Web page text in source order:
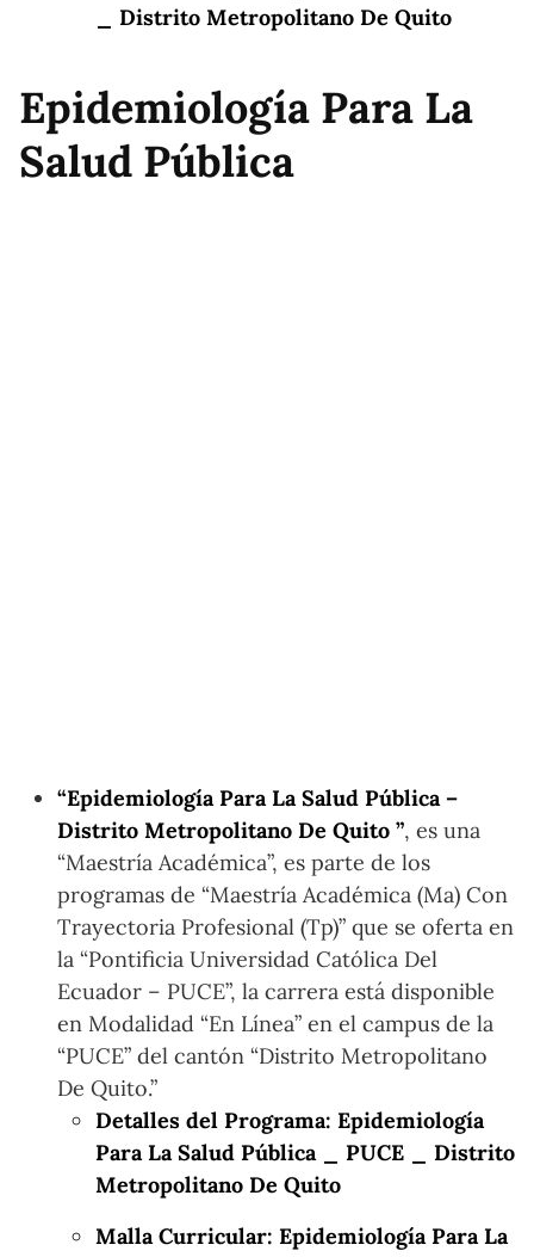
_ Distrito Metropolitano De Quito
Epidemiología Para La
Salud Pública
“Epidemiología Para La Salud Pública –
Distrito Metropolitano De Quito ”, es una
“Maestría Académica”, es parte de los
programas de “Maestría Académica (Ma) Con
Trayectoria Profesional (Tp)” que se oferta en
la “Pontificia Universidad Católica Del
Ecuador – PUCE”, la carrera está disponible
en Modalidad “En Línea” en el campus de la
“PUCE” del cantón “Distrito Metropolitano
De Quito.”
Detalles del Programa: Epidemiología
Para La Salud Pública _ PUCE _ Distrito
Metropolitano De Quito
Malla Curricular: Epidemiología Para La